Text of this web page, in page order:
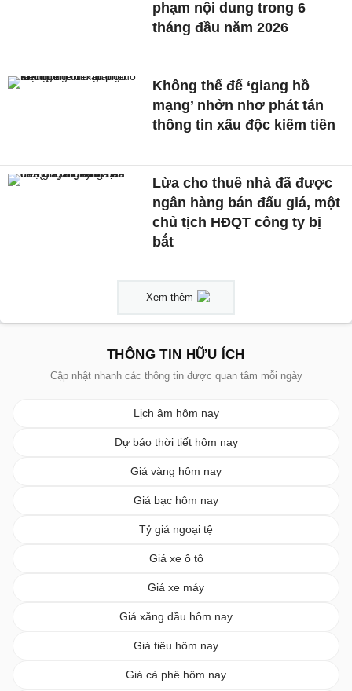
phạm nội dung trong 6
tháng đầu năm 2026
Không thể để ‘giang hồ
mạng’ nhởn nhơ phát tán
thông tin xấu độc kiếm tiền
Lừa cho thuê nhà đã được
ngân hàng bán đấu giá, một
chủ tịch HĐQT công ty bị
bắt
Xem thêm
THÔNG TIN HỮU ÍCH
Cập nhật nhanh các thông tin được quan tâm mỗi ngày
Lịch âm hôm nay
Dự báo thời tiết hôm nay
Giá vàng hôm nay
Giá bạc hôm nay
Tỷ giá ngoại tệ
Giá xe ô tô
Giá xe máy
Giá xăng dầu hôm nay
Giá tiêu hôm nay
Giá cà phê hôm nay